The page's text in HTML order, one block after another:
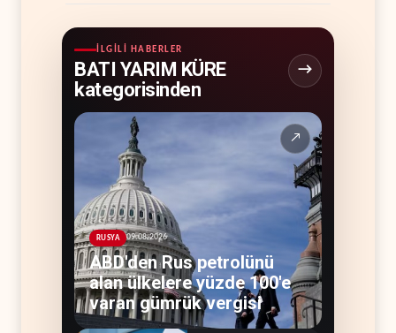
İLGILI HABERLER
BATI YARIM KÜRE
kategorisinden
↗
RUSYA 09.08.2026
ABD'den Rus petrolünü
alan ülkelere yüzde 100'e
varan gümrük vergisi